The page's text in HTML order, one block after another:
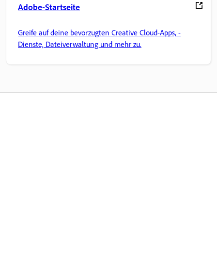
Adobe-Startseite
Greife auf deine bevorzugten Creative Cloud-Apps, -
Dienste, Dateiverwaltung und mehr zu.